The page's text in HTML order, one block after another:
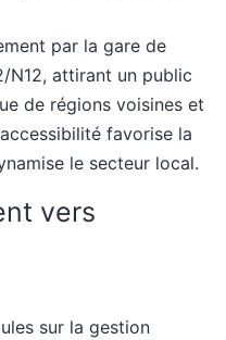
par la gare de
N12, attirant un public
de régions voisines et
favorise la
le secteur local.
vers
sur la gestion